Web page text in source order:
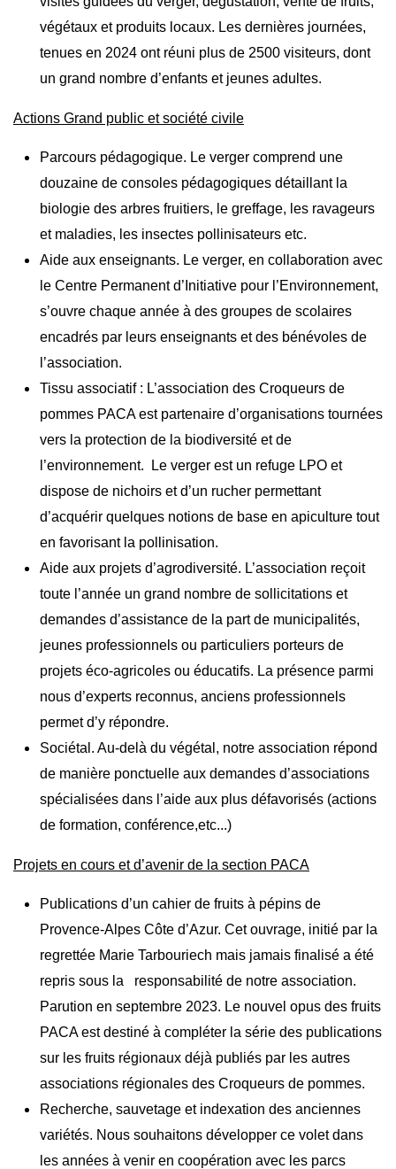
végétaux et produits locaux. Les dernières journées,
tenues en 2024 ont réuni plus de 2500 visiteurs, dont
un grand nombre d’enfants et jeunes adultes.
Actions Grand public et société civile
Parcours pédagogique. Le verger comprend une
douzaine de consoles pédagogiques détaillant la
biologie des arbres fruitiers, le greffage, les ravageurs
et maladies, les insectes pollinisateurs etc.
Aide aux enseignants. Le verger, en collaboration avec
le Centre Permanent d’Initiative pour l’Environnement,
s’ouvre chaque année à des groupes de scolaires
encadrés par leurs enseignants et des bénévoles de
l’association.
Tissu associatif : L’association des Croqueurs de
pommes PACA est partenaire d’organisations tournées
vers la protection de la biodiversité et de
l’environnement. Le verger est un refuge LPO et
dispose de nichoirs et d’un rucher permettant
d’acquérir quelques notions de base en apiculture tout
en favorisant la pollinisation.
Aide aux projets d’agrodiversité. L’association reçoit
toute l’année un grand nombre de sollicitations et
demandes d’assistance de la part de municipalités,
jeunes professionnels ou particuliers porteurs de
projets éco-agricoles ou éducatifs. La présence parmi
nous d’experts reconnus, anciens professionnels
permet d’y répondre.
Sociétal. Au-delà du végétal, notre association répond
de manière ponctuelle aux demandes d’associations
spécialisées dans l’aide aux plus défavorisés (actions
de formation, conférence,etc...)
Projets en cours et d’avenir de la section PACA
Publications d’un cahier de fruits à pépins de
Provence-Alpes Côte d’Azur. Cet ouvrage, initié par la
regrettée Marie Tarbouriech mais jamais finalisé a été
repris sous la responsabilité de notre association.
Parution en septembre 2023. Le nouvel opus des fruits
PACA est destiné à compléter la série des publications
sur les fruits régionaux déjà publiés par les autres
associations régionales des Croqueurs de pommes.
Recherche, sauvetage et indexation des anciennes
variétés. Nous souhaitons développer ce volet dans
les années à venir en coopération avec les parcs